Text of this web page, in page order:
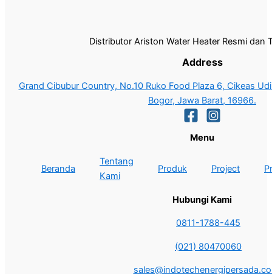
Distributor Ariston Water Heater Resmi dan
Address
Grand Cibubur Country, No.10 Ruko Food Plaza 6, Cikeas
Bogor, Jawa Barat, 16966.
Menu
Beranda
Tentang
Kami
Produk Project
Hubungi Kami
0811-1788-445
(021) 80470060